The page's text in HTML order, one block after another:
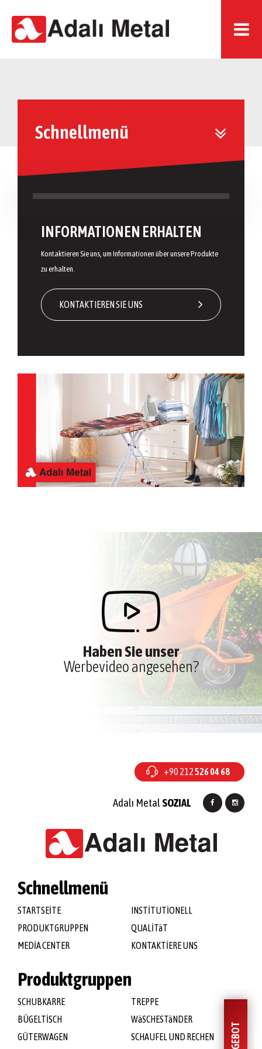
Schnellmenü
INFORMATIONEN ERHALTEN
Kontaktieren Sie uns, um Informationen über unsere Produkte
zu erhalten.
KONTAKTIEREN SIE UNS
Haben Sie unser
Werbevideo angesehen?
+90 212526 04 68
Adalı Metal SOZIAL
Schnellmenü
STARTSEİTE
INSTİTUTİONELL
PRODUKTGRUPPEN
QUALİTäT
MEDİA CENTER
KONTAKTİERE UNS
Produktgruppen
SCHUBKARRE
TREPPE
BÜGELTİSCH
WäSCHESTäNDER
GÜTERWAGEN
SCHAUFEL UND RECHEN